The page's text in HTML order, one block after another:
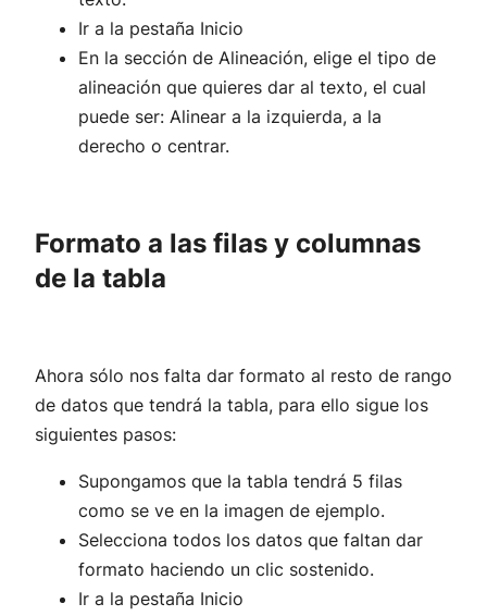
Ir a la pestaña Inicio
En la sección de Alineación, elige el tipo de
alineación que quieres dar al texto, el cual
puede ser: Alinear a la izquierda, a la
derecho o centrar.
Formato a las filas y columnas
de la tabla
Ahora sólo nos falta dar formato al resto de rango
de datos que tendrá la tabla, para ello sigue los
siguientes pasos:
Supongamos que la tabla tendrá 5 filas
como se ve en la imagen de ejemplo.
Selecciona todos los datos que faltan dar
formato haciendo un clic sostenido.
Ir a la pestaña Inicio